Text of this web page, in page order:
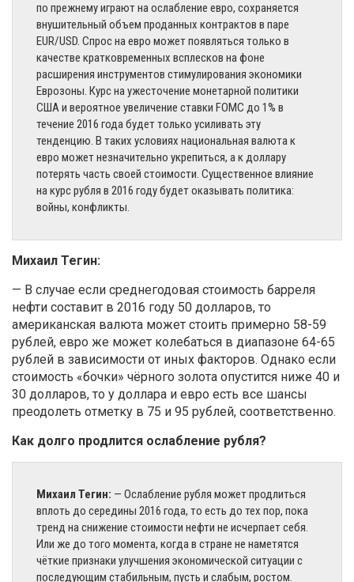
по прежнему играют на ослабление евро, сохраняется
внушительный объем проданных контрактов в паре
EUR/USD. Спрос на евро может появляться только в
качестве кратковременных всплесков на фоне
расширения инструментов стимулирования экономики
Еврозоны. Курс на ужесточение монетарной политики
США и вероятное увеличение ставки FOMС до 1% в
течение 2016 года будет только усиливать эту
тенденцию. В таких условиях национальная валюта к
евро может незначительно укрепиться, а к доллару
потерять часть своей стоимости. Существенное влияние
на курс рубля в 2016 году будет оказывать политика:
войны, конфликты.
Михаил Тегин:
— В случае если среднегодовая стоимость барреля
нефти составит в 2016 году 50 долларов, то
американская валюта может стоить примерно 58-59
рублей, евро же может колебаться в диапазоне 64-65
рублей в зависимости от иных факторов. Однако если
стоимость «бочки» чёрного золота опустится ниже 40 и
30 долларов, то у доллара и евро есть все шансы
преодолеть отметку в 75 и 95 рублей, соответственно.
Как долго продлится ослабление рубля?
Михаил Тегин: — Ослабление рубля может продлиться
вплоть до середины 2016 года, то есть до тех пор, пока
тренд на снижение стоимости нефти не исчерпает себя.
Или же до того момента, когда в стране не наметятся
чёткие признаки улучшения экономической ситуации с
последующим стабильным, пусть и слабым, ростом.